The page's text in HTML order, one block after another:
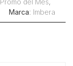
Marca: Imbera